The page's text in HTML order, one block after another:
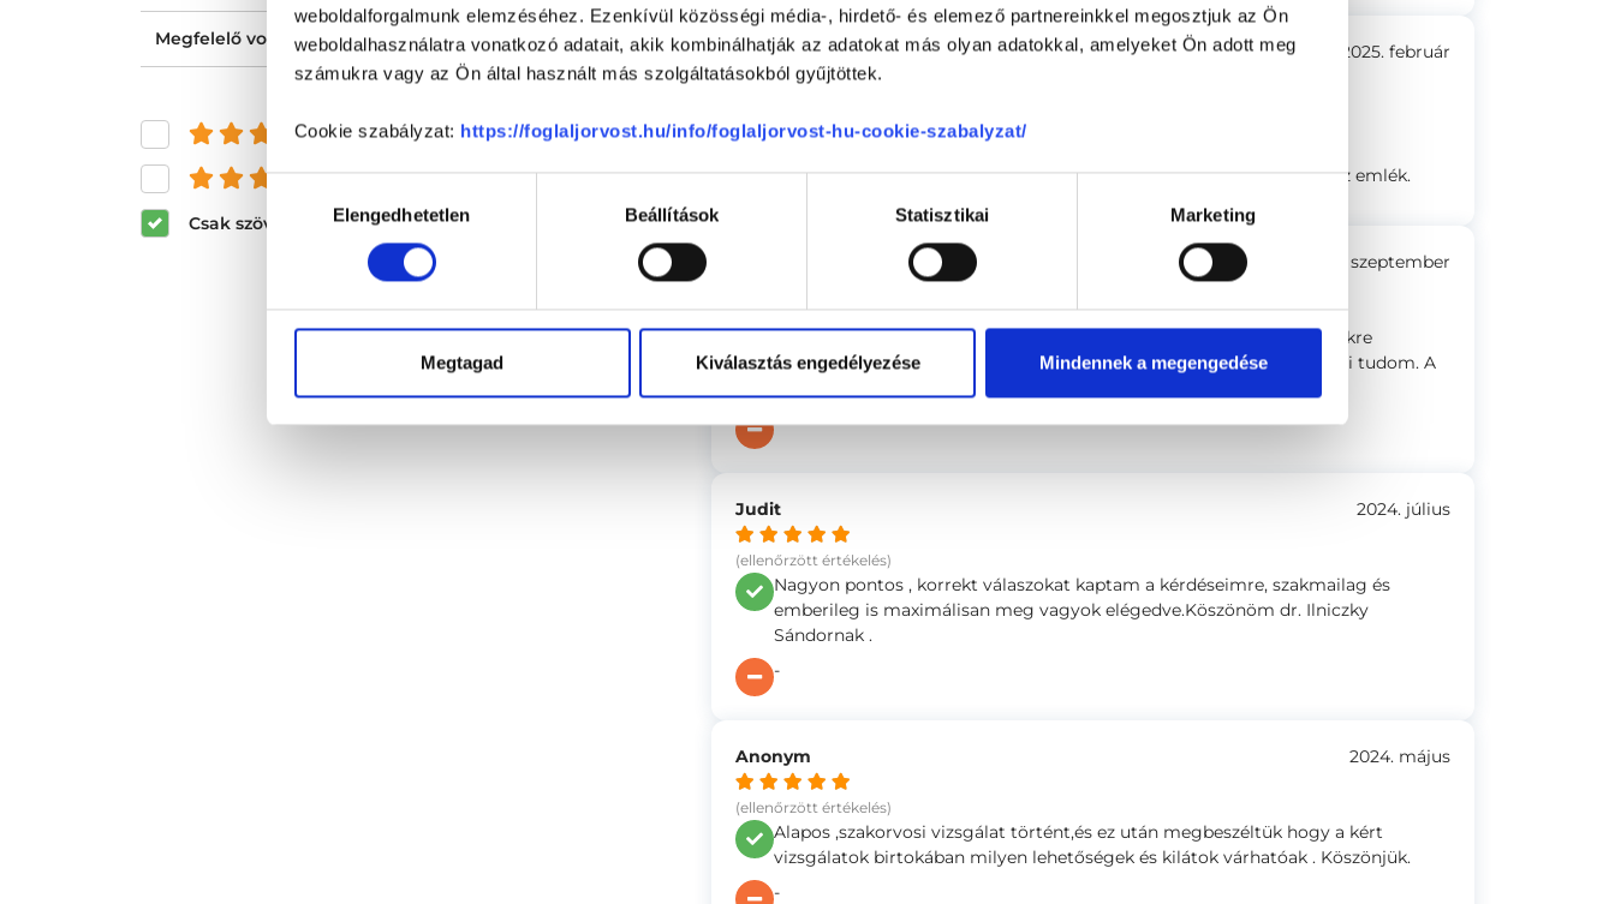
weboldalforgalmunk elemzéséhez. Ezenkívül közösségi média-, hirdető- és elemező partnereinkkel megosztjuk az Ön
weboldalhasználatra vonatkozó adatait, akik kombinálhatják az adatokat más olyan adatokkal, amelyeket Ön adott meg
számukra vagy az Ön által használt más szolgáltatásokból gyűjtöttek.
Cookie szabályzat: https://foglaljorvost.hu/info/foglaljorvost-hu-cookie-szabalyzat/
Hozzájárulás
kiválasztásaElengedhetetlen Beállítások Statisztikai Marketing
Megtagad Kiválasztás engedélyezése Mindennek a megengedése
Megfelelő volt az ellátásod? 4.68
és felette
és felette
Csak szöveges értékelések megjelenítése
Anna 2025. február
-
Hát maga a problémám megoldása. De mivel sikeres volt nem rossz emlék.
(ellenőrzött értékelés)
2024. szeptember
A doktor úr előzékeny kedves oda figyel a betegre. Minden kérdésünkre
érthetően válaszolt. Nagyon meg voltunk elégedve vele csak ajánlani tudom. A
-
Judit
(ellenőrzött értékelés)
2024. július
Nagyon pontos , korrekt válaszokat kaptam a kérdéseimre, szakmailag és
emberileg is maximálisan meg vagyok elégedve.Köszönöm dr. Ilniczky
Sándornak .
-
Anonym
(ellenőrzött értékelés)
2024. május
Alapos ,szakorvosi vizsgálat történt,és ez után megbeszéltük hogy a kért
vizsgálatok birtokában milyen lehetőségek és kilátok várhatóak . Köszönjük.
-